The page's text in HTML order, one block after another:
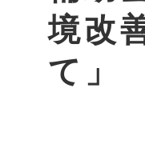
境改
て」